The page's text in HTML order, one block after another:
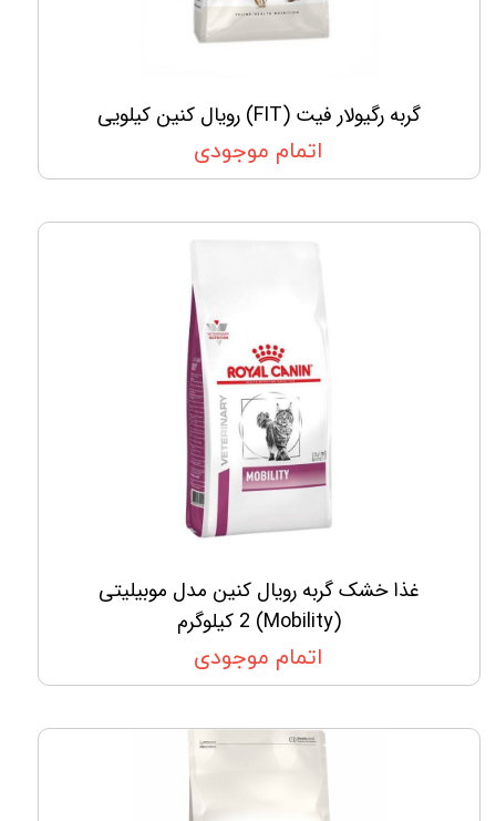
گربه رگیولار فیت (FIT) رویال کنین کیلویی
اتمام موجودی
غذا خشک گربه رویال کنین مدل موبیلیتی
(Mobility) 2 کیلوگرم
اتمام موجودی